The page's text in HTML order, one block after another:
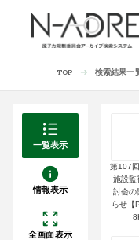
TOP 検索結果一
一覧表示
情報表示
全画面表示
第107
施設監
討会の
らせ【